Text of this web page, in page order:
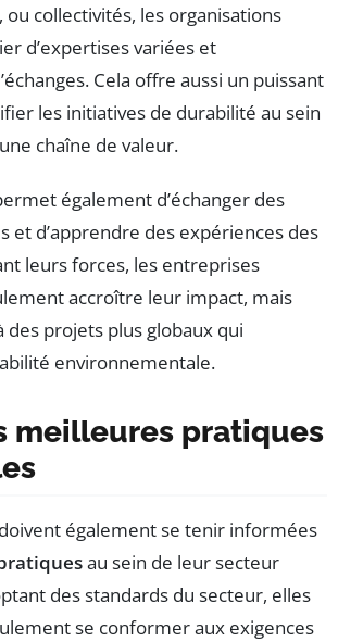
ou collectivités, les organisations
d’expertises variées et
Cela offre aussi un puissant
les initiatives de durabilité au sein
chaîne de valeur.
également d’échanger des
et d’apprendre des expériences des
leurs forces, les entreprises
accroître leur impact, mais
des projets plus globaux qui
environnementale.
meilleures pratiques
également se tenir informées
au sein de leur secteur
des standards du secteur, elles
se conformer aux exigences